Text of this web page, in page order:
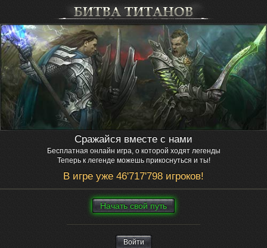
Сражайся вместе с нами
Бесплатная онлайн игра, о которой ходят легенды
Теперь к легенде можешь прикоснуться и ты!
В игре уже 46'717'798 игроков!
Нaчaть свой путь
Войти